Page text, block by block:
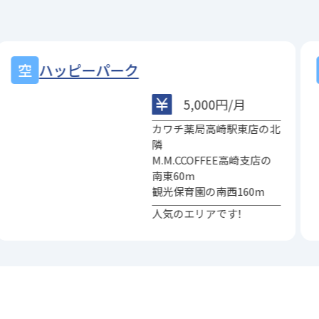
ハッピーパーク
5,000円/月
カワチ薬局高崎駅東店の北
隣
M.M.CCOFFEE高崎支店の
南東60m
観光保育園の南西160m
人気のエリアです！